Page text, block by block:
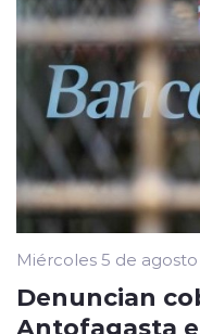
Miércoles 5 de
Denuncian
Antofagasta